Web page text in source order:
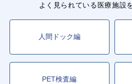
よく見られている医療施設
人間ドック編
PET検査編